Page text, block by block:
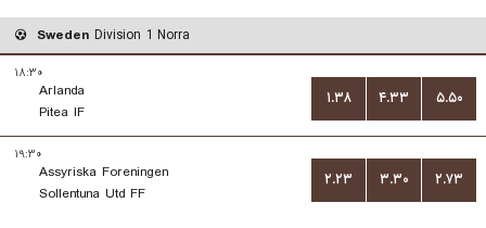
Sweden Division 1 Norra
۱۸:۳۰
Arlanda
Pitea IF
۱.۳۸ ۴.۳۳ ۵.۵۰
۱۹:۳۰
Assyriska Foreningen
Sollentuna Utd FF
۲.۲۳ ۳.۳۰ ۲.۷۳